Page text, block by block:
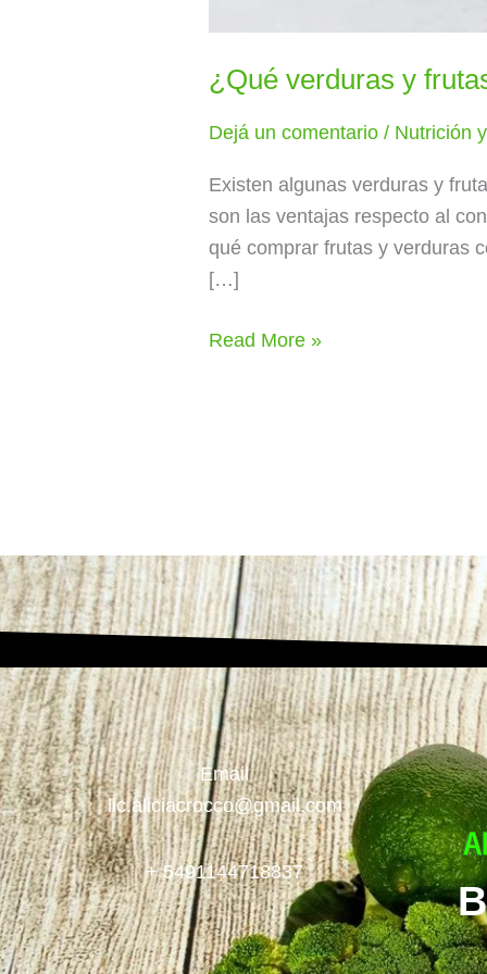
¿Qué verduras y
Dejá un comentario / Nutrición
Existen algunas verduras y
son las ventajas respecto al
qué comprar frutas y verduras
[…]
Read More »
Email
lic.aliciacrocco@gmail.com
+ 5491144718837